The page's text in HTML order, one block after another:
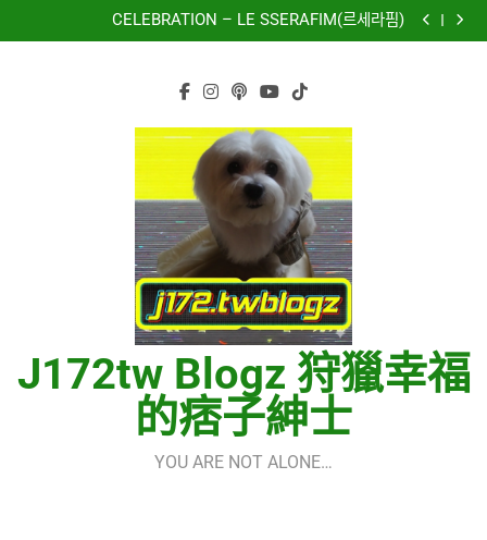
to
少女時代(소녀시대)(Girls’ Generation)
CELEBRATION – LE SSERAFIM(르세라핌)
Hermes One Quick Start Guide using OpenRouter Free
再次重逢的世界(다시만난세계)(Into The New World) –
少女時代(소녀시대)(Girls’ Generation)
CELEBRATION – LE SSERAFIM(르세라핌)
Models & Telegram Integration
虹 – 菅田将暉
J172tw Blogz 狩獵幸福
的痞子紳士
YOU ARE NOT ALONE…